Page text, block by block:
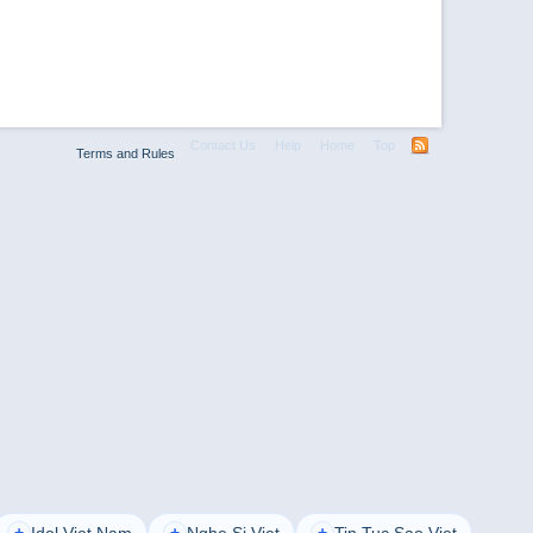
Contact Us Help Home Top
Terms and Rules